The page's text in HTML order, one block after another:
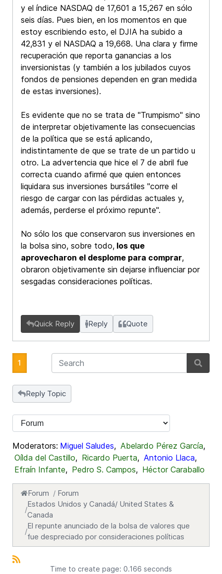
y el índice NASDAQ de 17,601 a 15,267 en sólo
seis días. Pues bien, en los momentos en que
estoy escribiendo esto, el DJIA ha subido a
42,831 y el NASDAQ a 19,668. Una clara y firme
recuperación que reporta ganancias a los
inversionistas (y también a los jubilados cuyos
fondos de pensiones dependen en gran medida
de estas inversiones).
Es evidente que no se trata de "Trumpismo" sino
de interpretar objetivamente las consecuencias
de la política que se está aplicando,
indistintamente de que se trate de un partido u
otro. La advertencia que hice el 7 de abril fue
correcta cuando afirmé que quien entonces
liquidara sus inversiones bursátiles "corre el
riesgo de cargar con las pérdidas actuales y,
además, perderse el próximo repunte".
No sólo los que conservaron sus inversiones en
la bolsa sino, sobre todo, los que
aprovecharon el desplome para comprar,
obraron objetivamente sin dejarse influenciar por
sesgadas consideraciones políticas.
Quick Reply Reply Quote
1
Reply Topic
Moderators: Miguel Saludes, Abelardo Pérez García,
Oílda del Castillo, Ricardo Puerta, Antonio Llaca,
Efraín Infante, Pedro S. Campos, Héctor Caraballo
Forum
Forum
Estados Unidos y Canadá/ United States &
Canada
El repunte anunciado de la bolsa de valores que
fue despreciado por consideraciones políticas
Time to create page: 0.166 seconds